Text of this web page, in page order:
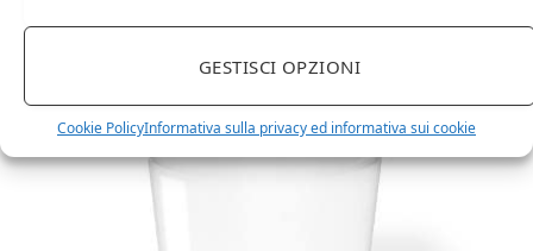
GESTISCI OPZIONI
Cookie PolicyInformativa sulla privacy ed informativa sui cookie